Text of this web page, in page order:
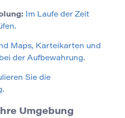
Im Laufe der Zeit
Maps, Karteikarten und
der Aufbewahrung.
Sie die
Umgebung